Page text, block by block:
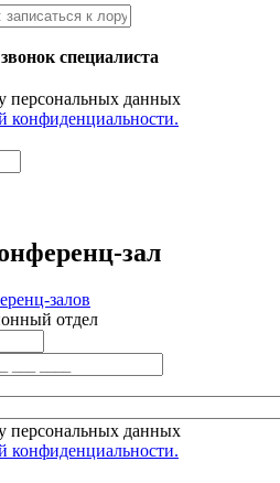
специалиста
персональных данных
конфиденциальности.
зал
залов
отдел
персональных данных
конфиденциальности.